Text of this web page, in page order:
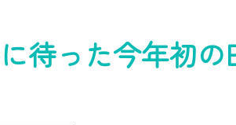
待った今年初の